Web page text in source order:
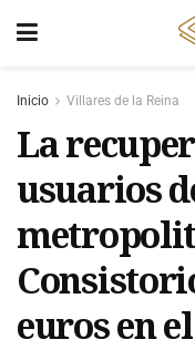
Inicio Villares de la Reina
La
usuarios
euros en